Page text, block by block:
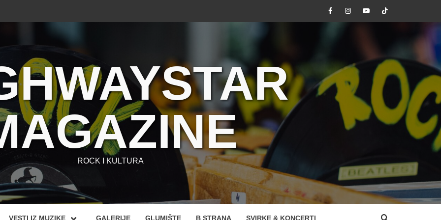
FacebookInstagramYoutube
Tik
ROCK I KULTURA
VESTI IZ MUZIKE GALERIJE GLUMIŠTE B STRANA SVIRKE & KONCERTI